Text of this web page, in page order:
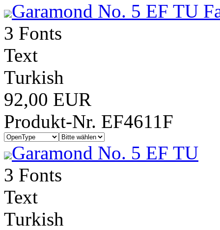
Garamond No. 5 EF TU
3 Fonts
Text
Turkish
92,00 EUR
Produkt-Nr. EF4611F
Garamond No. 5 EF TU
3 Fonts
Text
Turkish